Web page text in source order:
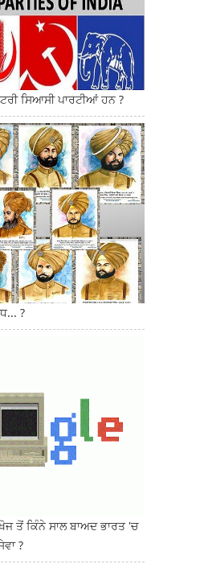
ਸਿਆਸੀ ਪਾਰਟੀਆਂ ਹਨ ?
?
ਤੋਂ ਕਿੰਨੇ ਸਾਲ ਬਾਅਦ ਭਾਰਤ 'ਚ
?